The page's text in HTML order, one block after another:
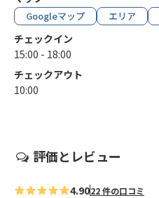
Googleマップ エリア
チェックイン
15:00 - 18:00
チェックアウト
10:00
評価とレビュー
4.9022 件の口コミ